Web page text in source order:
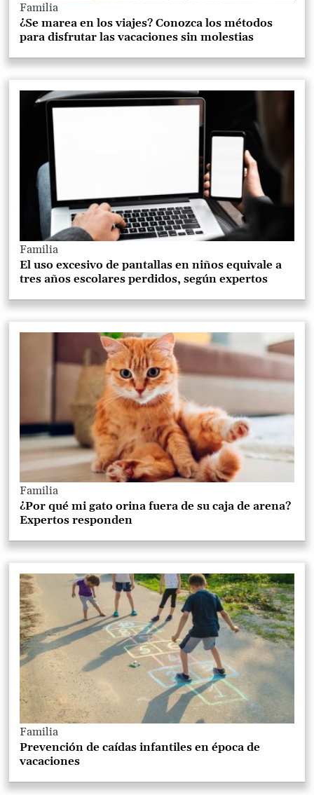
Familia
¿Se marea en los viajes? Conozca los métodos
para disfrutar las vacaciones sin molestias
Familia
El uso excesivo de pantallas en niños equivale a
tres años escolares perdidos, según expertos
Familia
¿Por qué mi gato orina fuera de su caja de arena?
Expertos responden
Familia
Prevención de caídas infantiles en época de
vacaciones